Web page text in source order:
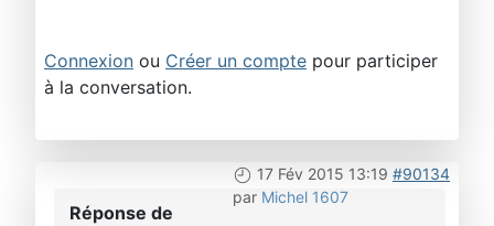
Connexion ou Créer un compte pour participer
à la conversation.
17 Fév 2015 13:19 #90134
par Michel 1607
Réponse de